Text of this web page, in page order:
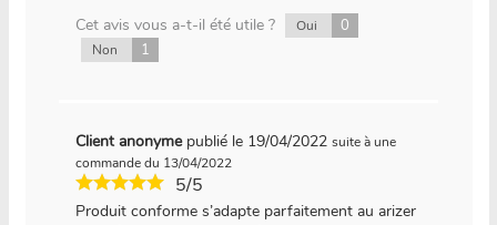
Cet avis vous a-t-il été utile ?
Oui 0
Non 1
Client anonyme publié le 19/04/2022 suite à une
commande du 13/04/2022
5/5
Produit conforme s’adapte parfaitement au arizer